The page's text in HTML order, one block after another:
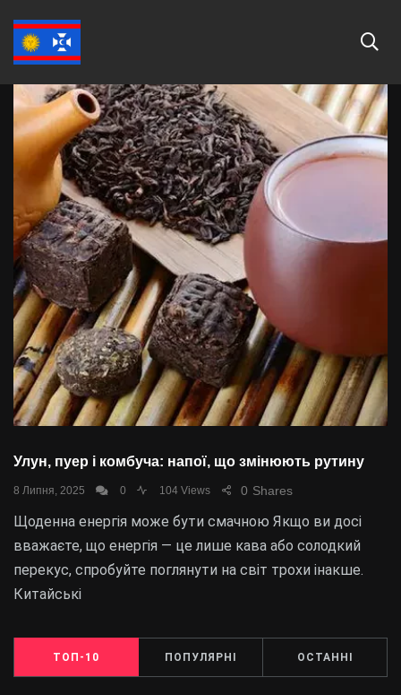
Улун, пуер і комбуча: напої, що змінюють рутину
8 Липня, 2025 0 104 Views Shares
0
Щоденна енергія може бути смачною Якщо ви досі
вважаєте, що енергія — це лише кава або солодкий
перекус, спробуйте поглянути на світ трохи інакше.
Китайські
ТОП-10 ПОПУЛЯРНІ ОСТАННІ